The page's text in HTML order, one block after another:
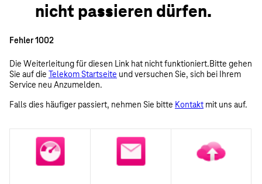
nicht passieren dürfen.
Fehler 1002
Die Weiterleitung für diesen Link hat nicht funktioniert.Bitte gehen
Sie auf die Telekom Startseite und versuchen Sie, sich bei Ihrem
Service neu Anzumelden.
Falls dies häufiger passiert, nehmen Sie bitte Kontakt mit uns auf.